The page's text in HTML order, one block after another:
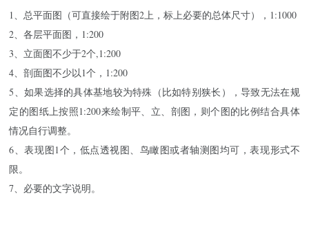
1、总平面图（可直接绘于附图2上，标上必要的总体尺寸），1:1000
2、各层平面图，1:200
3、立面图不少于2个,1:200
4、剖面图不少以1个，1:200
5、如果选择的具体基地较为特殊（比如特别狭长），导致无法在规
定的图纸上按照1:200来绘制平、立、剖图，则个图的比例结合具体
情况自行调整。
6、表现图1个，低点透视图、鸟瞰图或者轴测图均可，表现形式不
限。
7、必要的文字说明。